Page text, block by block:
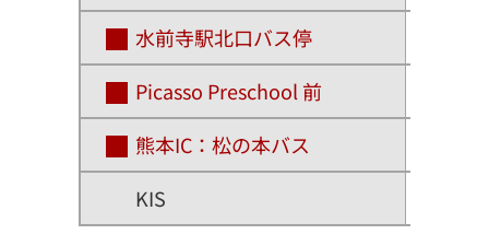
水前寺駅北口バス停
Picasso Preschool 前
熊本IC：松の本バス
KIS